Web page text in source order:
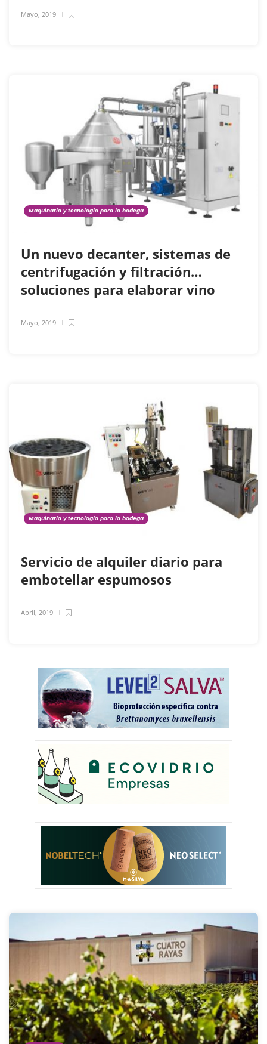
Mayo, 2019
Maquinaria y tecnología para la bodega
Un nuevo decanter, sistemas de
centrifugación y filtración…
soluciones para elaborar vino
Mayo, 2019
Maquinaria y tecnología para la bodega
Servicio de alquiler diario para
embotellar espumosos
Abril, 2019